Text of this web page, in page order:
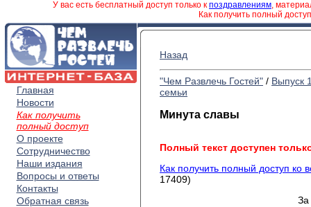
У вас есть бесплатный доступ только к поздравлениям,
Как получить полный
Главная
Новости
Как получить
полный доступ
О проекте
Сотрудничество
Наши издания
Вопросы и ответы
Контакты
Обратная связь
Назад
"Чем Развлечь Гостей" / Выпуск
семьи
Минута славы
Полный текст доступен
Как получить полный доступ ко
17409)
За